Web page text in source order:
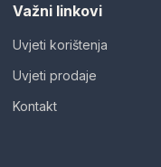
Važni linkovi
Uvjeti korištenja
Uvjeti prodaje
Kontakt